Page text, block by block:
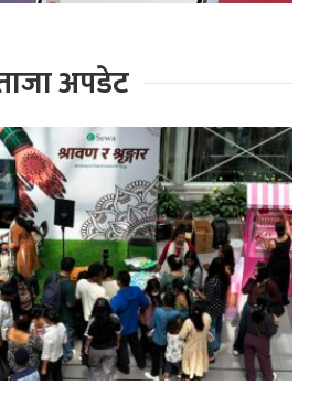
अपडेट